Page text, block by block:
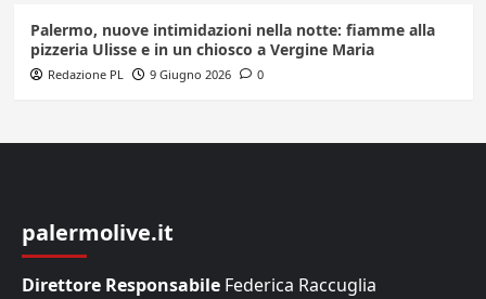
Palermo, nuove intimidazioni nella notte: fiamme alla
pizzeria Ulisse e in un chiosco a Vergine Maria
Redazione PL 9 Giugno 2026 0
palermolive.it
Direttore Responsabile Federica Raccuglia